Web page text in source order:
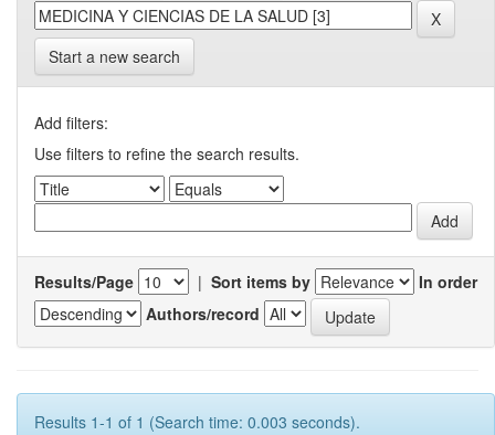
Start a new search
Add filters:
Use filters to refine the search results.
Results/Page | Sort items by
In order
Authors/record
Results 1-1 of 1 (Search time: 0.003 seconds).